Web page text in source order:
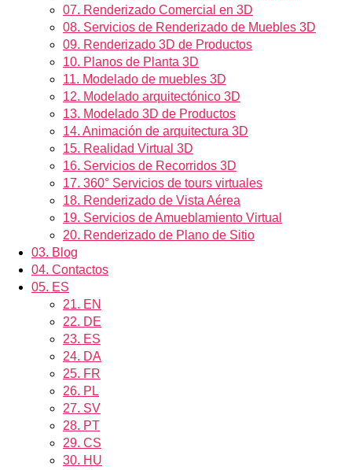
07. Renderizado Comercial en 3D
08. Servicios de Renderizado de Muebles 3D
09. Renderizado 3D de Productos
10. Planos de Planta 3D
11. Modelado de muebles 3D
12. Modelado arquitectónico 3D
13. Modelado 3D de Productos
14. Animación de arquitectura 3D
15. Realidad Virtual 3D
16. Servicios de Recorridos 3D
17. 360° Servicios de tours virtuales
18. Renderizado de Vista Aérea
19. Servicios de Amueblamiento Virtual
20. Renderizado de Plano de Sitio
03. Blog
04. Contactos
05. ES
21. EN
22. DE
23. ES
24. DA
25. FR
26. PL
27. SV
28. PT
29. CS
30. HU